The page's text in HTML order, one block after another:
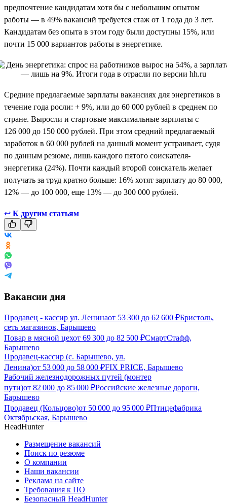
предпочтение кандидатам хотя бы с небольшим опытом
работы — в 49% вакансий требуется стаж от 1 года до 3 лет.
Кандидатам без опыта в этом году были доступны 15%, или
почти 15 000 вариантов работы в энергетике.
Средние предлагаемые зарплаты вакансиях для энергетиков в
течение года росли: + 9%, или до 60 000 рублей в среднем по
стране. Выросли и стартовые максимальные зарплаты с
126 000 до 150 000 рублей. При этом средний предлагаемый
заработок в 60 000 рублей на данный момент устраивает, судя
по данным резюме, лишь каждого пятого соискателя-
энергетика (24%). Почти каждый второй соискатель желает
получать за труд кратно больше: 16% хотят зарплату до 80 000,
12% — до 100 000, еще 13% — до 300 000 рублей.
↩ К другим статьям
Вакансии дня
Продавец - кассир ул. Ленинаот 53 300 до 62 600 ₽Бристоль,
сеть магазинов, Барышево
Повар в мясной цехот 69 300 до 82 500 ₽СмартСтафф,
Барышево
Продавец-кассир (с. Барышево, ул.
Ленина)от 53 000 до 58 000 ₽FIX PRICE, Барышево
Рабочий железнодорожных путей (монтер
пути)от 82 000 до 85 000 ₽Российские железные дороги,
Барышево
Продавец (Кольцово)от 50 000 до 95 000 ₽Птицефабрика
Октябрьская, Барышево
HeadHunter
Размещение вакансий
Поиск по резюме
О компании
Наши вакансии
Реклама на сайте
Требования к ПО
Безопасный HeadHunter